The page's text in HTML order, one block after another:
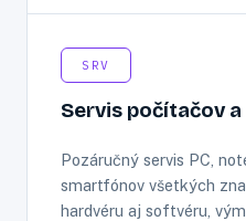
SRV
Servis počítačov
Pozáručný servis PC,
smartfónov všetkých
hardvéru aj softvéru,